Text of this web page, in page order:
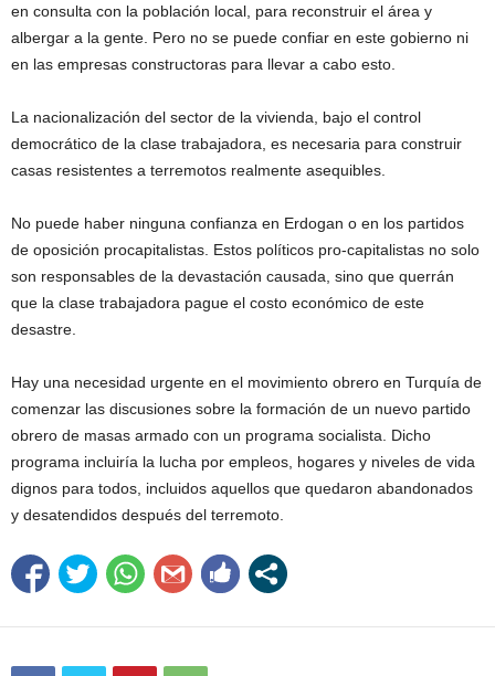
en consulta con la población local, para reconstruir el área y
albergar a la gente. Pero no se puede confiar en este gobierno ni
en las empresas constructoras para llevar a cabo esto.
La nacionalización del sector de la vivienda, bajo el control
democrático de la clase trabajadora, es necesaria para construir
casas resistentes a terremotos realmente asequibles.
No puede haber ninguna confianza en Erdogan o en los partidos
de oposición procapitalistas. Estos políticos pro-capitalistas no solo
son responsables de la devastación causada, sino que querrán
que la clase trabajadora pague el costo económico de este
desastre.
Hay una necesidad urgente en el movimiento obrero en Turquía de
comenzar las discusiones sobre la formación de un nuevo partido
obrero de masas armado con un programa socialista. Dicho
programa incluiría la lucha por empleos, hogares y niveles de vida
dignos para todos, incluidos aquellos que quedaron abandonados
y desatendidos después del terremoto.